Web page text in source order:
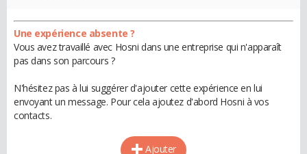
Une expérience absente ?
Vous avez travaillé avec Hosni dans une entreprise qui n'apparaît
pas dans son parcours ?
N'hésitez pas à lui suggérer d'ajouter cette expérience en lui
envoyant un message. Pour cela ajoutez d'abord Hosni à vos
contacts.
Ajouter